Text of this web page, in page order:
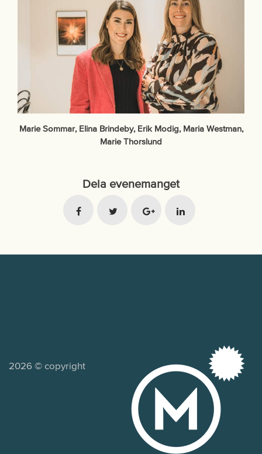
Marie Sommar, Elina Brindeby, Erik Modig, Maria Westman,
Marie Thorslund
Dela evenemanget
2026 © copyright